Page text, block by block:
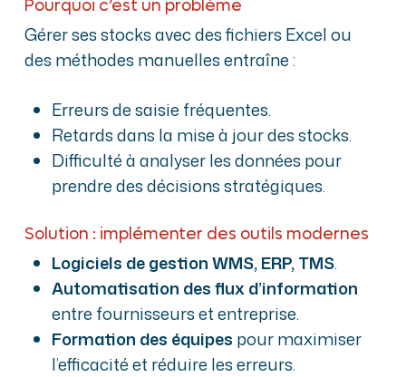
Pourquoi c’est un problème
Gérer ses stocks avec des fichiers Excel ou
des méthodes manuelles entraîne :
Erreurs de saisie fréquentes.
Retards dans la mise à jour des stocks.
Difficulté à analyser les données pour
prendre des décisions stratégiques.
Solution : implémenter des outils modernes
Logiciels de gestion WMS, ERP, TMS.
Automatisation des flux d’information
entre fournisseurs et entreprise.
Formation des équipes pour maximiser
l’efficacité et réduire les erreurs.